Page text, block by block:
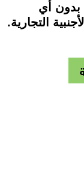
بدون أي
التجارية.